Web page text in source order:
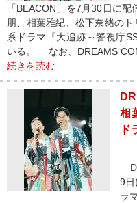
「BEACON」を7月30日に
朋、相葉雅紀、松下奈緒の
系ドラマ『大追跡～警視庁
いる。 なお、DREAMS
続きを読む
相
9日
ラ